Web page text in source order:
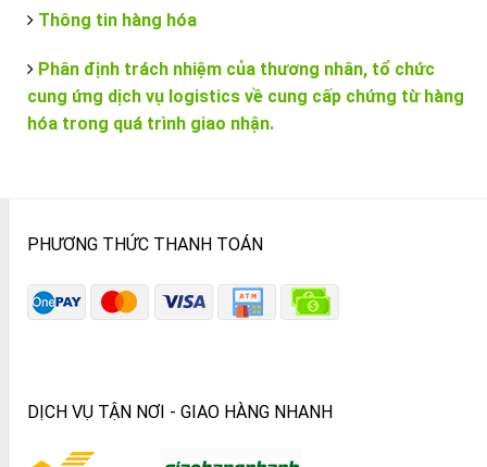
Thông tin hàng hóa
Phân định trách nhiệm của thương nhân, tổ chức
cung ứng dịch vụ logistics về cung cấp chứng từ hàng
hóa trong quá trình giao nhận.
PHƯƠNG THỨC THANH TOÁN
DỊCH VỤ TẬN NƠI - GIAO HÀNG NHANH